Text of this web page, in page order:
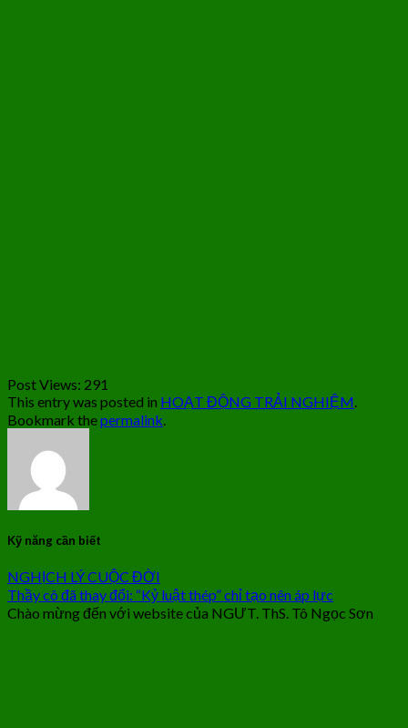
Post Views: 291
This entry was posted in HOẠT ĐỘNG TRẢI NGHIỆM.
Bookmark thepermalink.
Kỹ năng cần biết
NGHỊCH LÝ CUỘC ĐỜI
Thầy cô đã thay đổi: “Kỷ luật thép” chỉ tạo nên áp lực
Chào mừng đến với website của NGƯT. ThS. Tô Ngọc Sơn